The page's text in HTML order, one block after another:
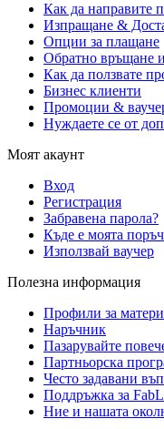
Как да направите
Изпращане &
Опции за плащане
Обратно връщане
Как да ползвате
Бизнес клиенти
Промоции &
Нуждаете се от
Моят акаунт
Вход
Регистрация
Забравена парола?
Къде е моята
Използвай ваучер
Полезна информация
Профили за
Наръчник
Пазарувайте
Партньорска
Често задавани
Поддръжка за
Ние и нашата